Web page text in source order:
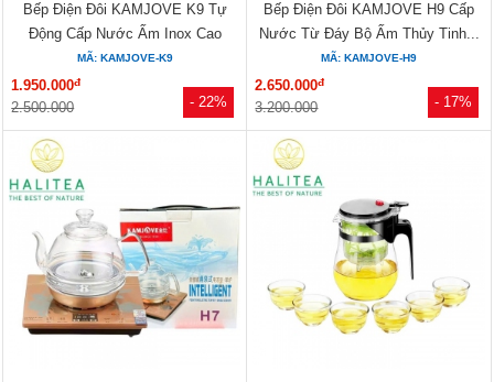
- 22%
Bếp Điện Đôi KAMJOVE K9 Tự
Động Cấp Nước Ấm Inox Cao
Cấp...
MÃ: KAMJOVE-K9
1.950.000đ
2.500.000 - 17%
Bếp Điện Đôi KAMJOVE H9 Cấp
Nước Từ Đáy Bộ Ấm Thủy Tinh...
MÃ: KAMJOVE-H9
2.650.000đ
3.200.000